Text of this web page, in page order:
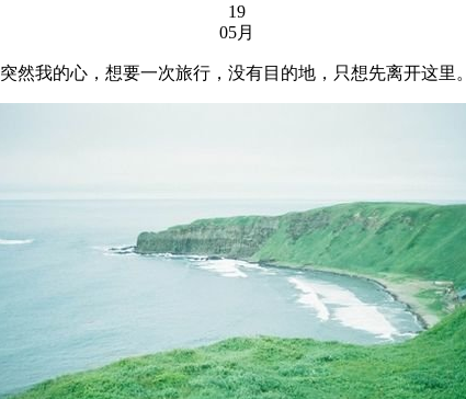
19
05月
突然我的心，想要一次旅行，没有目的地，只想先离开这里。